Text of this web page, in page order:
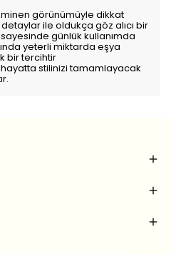
görünümüyle dikkat
ile oldukça göz alıcı bir
günlük kullanımda
yeterli miktarda eşya
bir tercihtir
stilinizi tamamlayacak